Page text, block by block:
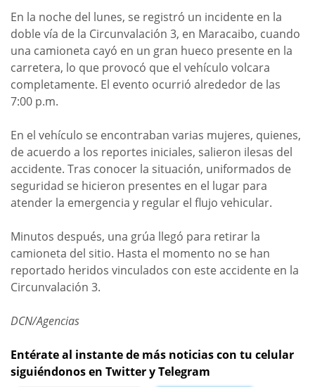
En la noche del lunes, se registró un incidente en la
doble vía de la Circunvalación 3, en Maracaibo, cuando
una camioneta cayó en un gran hueco presente en la
carretera, lo que provocó que el vehículo volcara
completamente. El evento ocurrió alrededor de las
7:00 p.m.
En el vehículo se encontraban varias mujeres, quienes,
de acuerdo a los reportes iniciales, salieron ilesas del
accidente. Tras conocer la situación, uniformados de
seguridad se hicieron presentes en el lugar para
atender la emergencia y regular el flujo vehicular.
Minutos después, una grúa llegó para retirar la
camioneta del sitio. Hasta el momento no se han
reportado heridos vinculados con este accidente en la
Circunvalación 3.
DCN/Agencias
Entérate al instante de más noticias con tu celular
siguiéndonos en Twitter y Telegram